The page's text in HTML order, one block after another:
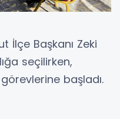
İlçe Başkanı Zeki
seçilirken,
başladı.